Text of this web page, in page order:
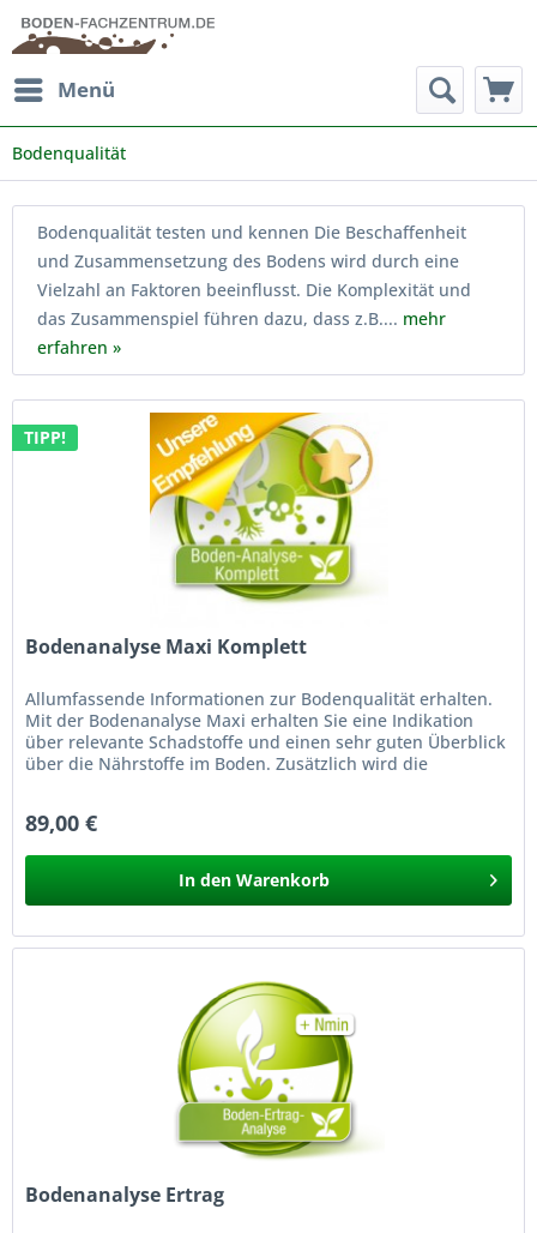
Menü
Bodenqualität
Bodenqualität testen und kennen Die Beschaffenheit
und Zusammensetzung des Bodens wird durch eine
Vielzahl an Faktoren beeinflusst. Die Komplexität und
das Zusammenspiel führen dazu, dass z.B.... mehr
erfahren »
TIPP!
Bodenanalyse Maxi Komplett
Allumfassende Informationen zur Bodenqualität erhalten.
Mit der Bodenanalyse Maxi erhalten Sie eine Indikation
über relevante Schadstoffe und einen sehr guten Überblick
über die Nährstoffe im Boden. Zusätzlich wird die
89,00 €
In den Warenkorb
Bodenanalyse Ertrag